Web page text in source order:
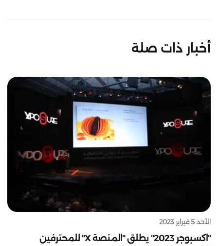
أخبار ذات صلة
الأحد 5 فبراير 2023
"اكسبوجر 2023" يطلق "المنصة X" للمحترفين